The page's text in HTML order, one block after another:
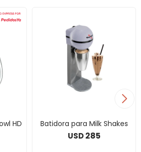
HD
Batidora para Milk Shakes
USD 285